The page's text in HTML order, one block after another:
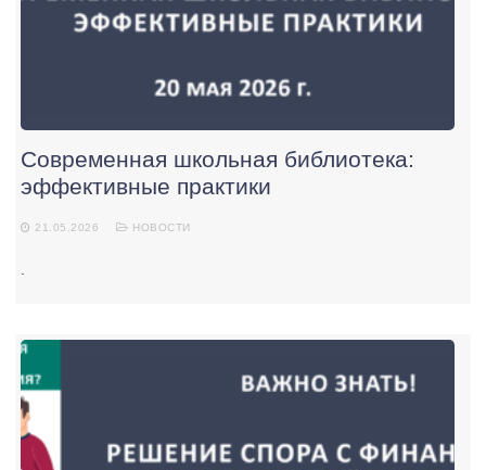
Современная школьная библиотека:
эффективные практики
21.05.2026 НОВОСТИ